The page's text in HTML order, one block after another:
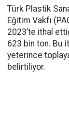
Türk Plastik
Eğitim Vakfı
2023’te ithal
623 bin ton. Bu
yeterince
belirtiliyor.